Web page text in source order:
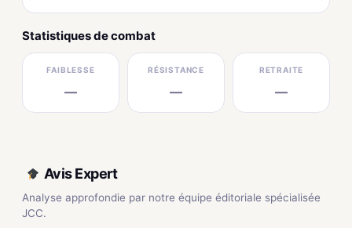
Statistiques de combat
FAIBLESSE
—
RÉSISTANCE
—
RETRAITE
—
Avis Expert
Analyse approfondie par notre équipe éditoriale spécialisée
JCC.